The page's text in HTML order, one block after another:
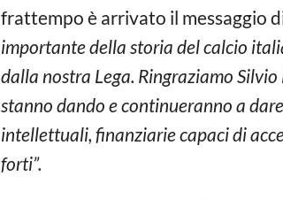
frattempo è arrivato il messaggio
importante della storia del calcio
dalla nostra Lega. Ringraziamo
stanno dando e continueranno a
intellettuali, finanziarie capaci di
forti”.